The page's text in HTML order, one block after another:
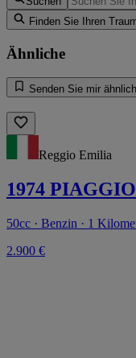
Finden Sie Ihren
Ähnliche
Senden Sie mir
Reggio Emilia
1974
50cc · Benzin · 1
2.900 €